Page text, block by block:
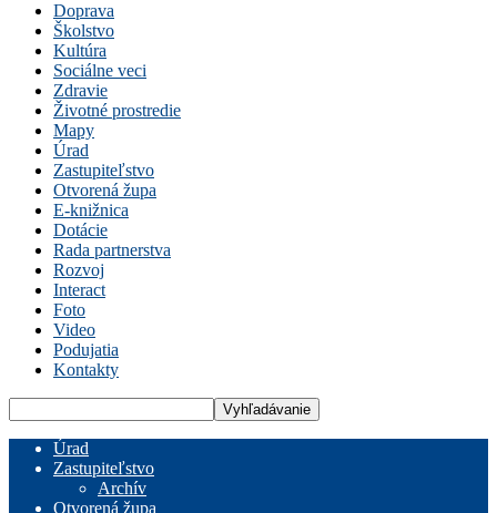
Doprava
Školstvo
Kultúra
Sociálne veci
Zdravie
Životné prostredie
Mapy
Úrad
Zastupiteľstvo
Otvorená župa
E-knižnica
Dotácie
Rada partnerstva
Rozvoj
Interact
Foto
Video
Podujatia
Kontakty
Úrad
Zastupiteľstvo
Archív
Otvorená župa